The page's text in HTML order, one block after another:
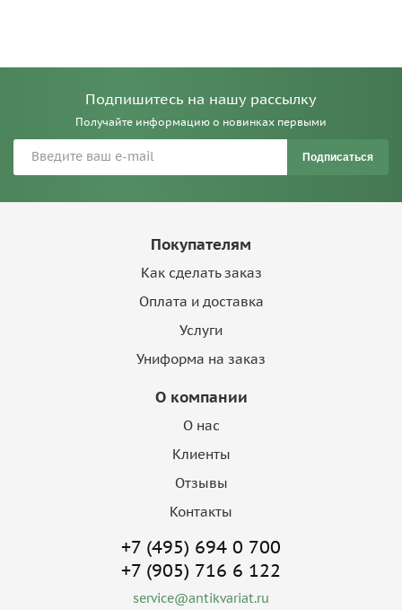
Подпишитесь на нашу рассылку
Получайте информацию о новинках первыми
Подписаться
Покупателям
Как сделать заказ
Оплата и доставка
Услуги
Униформа на заказ
О компании
О нас
Клиенты
Отзывы
Контакты
+7 (495) 694 0 700
+7 (905) 716 6 122
service@antikvariat.ru